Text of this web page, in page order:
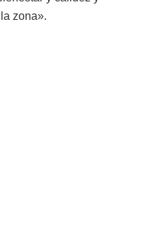
zona».